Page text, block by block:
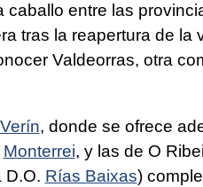
caballo entre las
tras la reapertura de la
Valdeorras, otra
Verín, donde se ofrece
Monterrei, y las de O
D.O. Rías Baixas)